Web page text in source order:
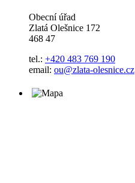
Obecní úřad
Zlatá Olešnice 172
468 47
tel.: +420 483 769 190
email: ou@zlata-olesnice.cz